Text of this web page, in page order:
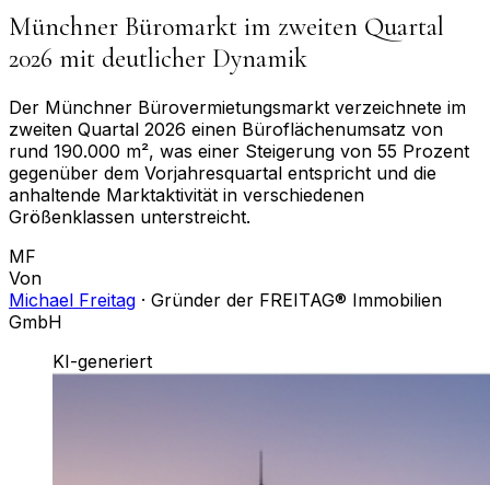
Münchner Büromarkt im zweiten Quartal
2026 mit deutlicher Dynamik
Der Münchner Bürovermietungsmarkt verzeichnete im
zweiten Quartal 2026 einen Büroflächenumsatz von
rund 190.000 m², was einer Steigerung von 55 Prozent
gegenüber dem Vorjahresquartal entspricht und die
anhaltende Marktaktivität in verschiedenen
Größenklassen unterstreicht.
MF
Von
Michael Freitag · Gründer der FREITAG® Immobilien
GmbH
KI-generiert